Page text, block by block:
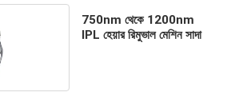
750nm থেকে 1200nm
IPL হেয়ার রিমুভাল মেশিন সাদা